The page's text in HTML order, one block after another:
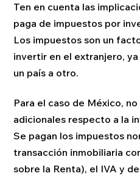
Ten en cuenta las
paga de impuestos por
Los impuestos son un
invertir en el extranjero,
un país a otro.
Para el caso de México,
adicionales respecto a la
Se pagan los impuestos
transacción inmobiliaria
sobre la Renta), el IVA y